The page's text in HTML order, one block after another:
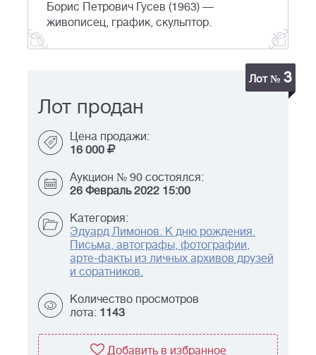
Борис Петрович Гусев (1963) —
живописец, график, скульптор.
Лот № 3
Лот продан
Цена продажи:
16 000
Аукцион № 90 состоялся:
26 Февраль 2022 15:00
Категория:
Эдуард Лимонов. К дню рождения.
Письма, автографы, фотографии,
арте-факты из личных архивов друзей
и соратников.
Количество просмотров
лота: 1143
Добавить в избранное